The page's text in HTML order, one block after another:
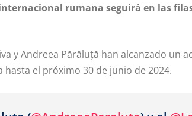
rumana seguirá en las
y Andreea Părăluță han alcanzado un
el próximo 30 de junio de 2024.